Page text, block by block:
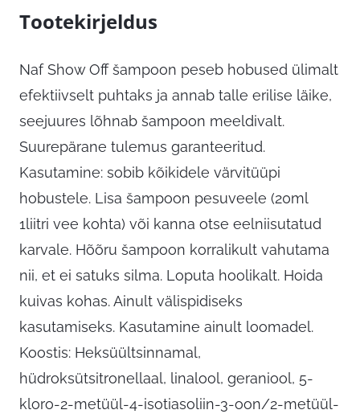
Tootekirjeldus
Naf Show Off šampoon peseb hobused ülimalt
efektiivselt puhtaks ja annab talle erilise läike,
seejuures lõhnab šampoon meeldivalt.
Suurepärane tulemus garanteeritud.
Kasutamine: sobib kõikidele värvitüüpi
hobustele. Lisa šampoon pesuveele (20ml
1liitri vee kohta) või kanna otse eelniisutatud
karvale. Hõõru šampoon korralikult vahutama
nii, et ei satuks silma. Loputa hoolikalt. Hoida
kuivas kohas. Ainult välispidiseks
kasutamiseks. Kasutamine ainult loomadel.
Koostis: Heksüültsinnamal,
hüdroksütsitronellaal, linalool, geraniool, 5-
kloro-2-metüül-4-isotiasoliin-3-oon/2-metüül-